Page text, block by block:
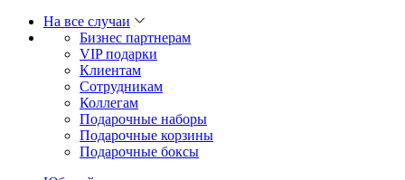
На все случаи
Бизнес партнерам
VIP подарки
Клиентам
Сотрудникам
Коллегам
Подарочные наборы
Подарочные корзины
Подарочные боксы